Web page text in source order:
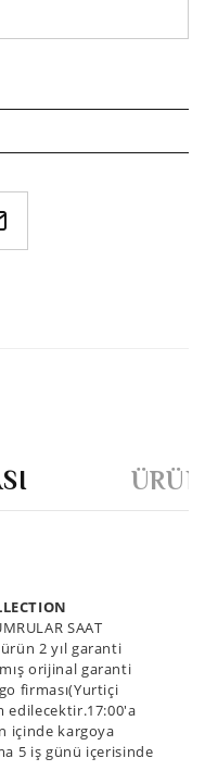
SAAT
ürün 2 yıl garanti
orijinal garanti
firması(Yurtiçi
edilecektir.17:00'a
içinde kargoya
5 iş günü içerisinde